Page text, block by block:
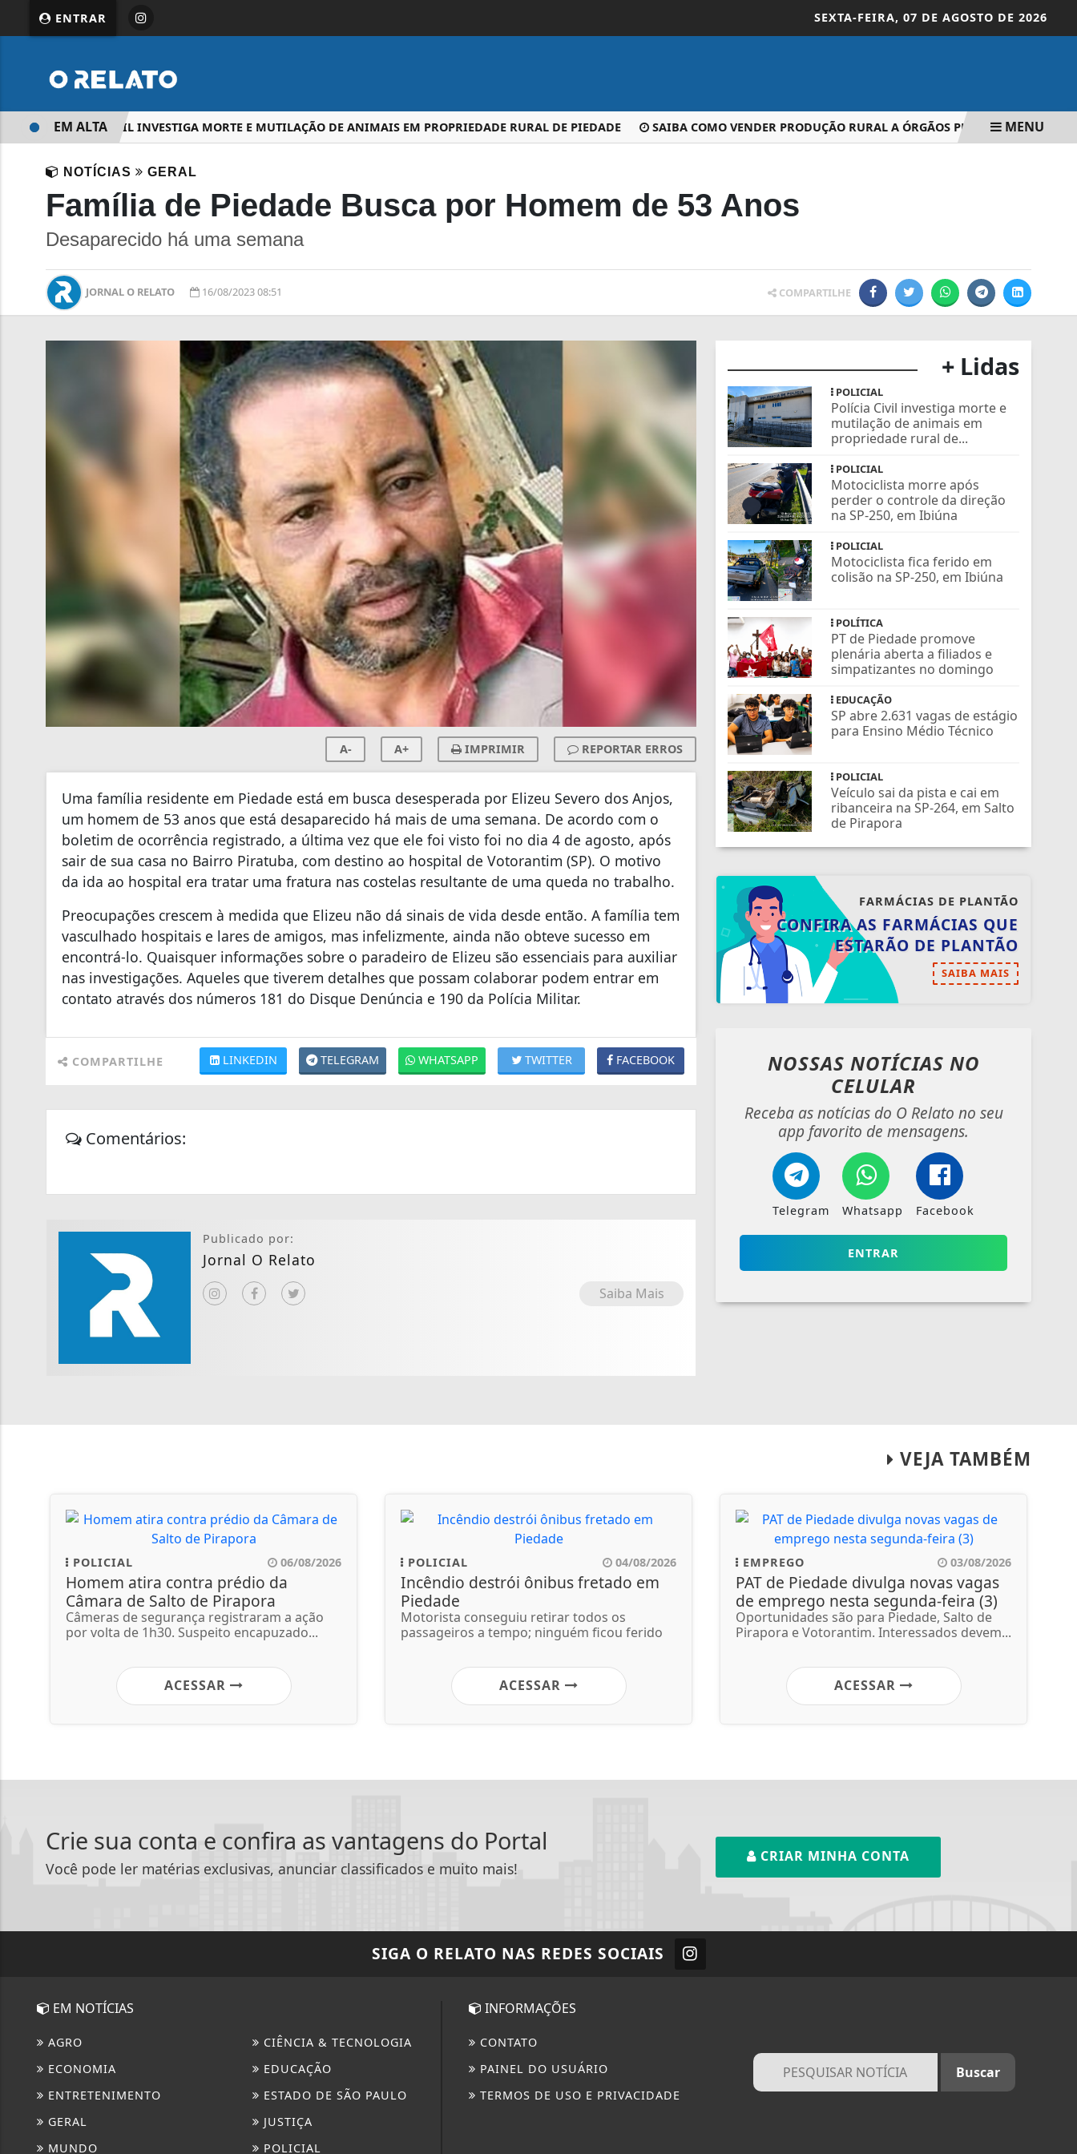
ENTRAR SEXTA-FEIRA, 07 DE AGOSTO DE 2026
POLÍCIA CIVIL INVESTIGA MORTE E MUTILAÇÃO DE ANIMAIS EM PROPRIEDADE RURAL DE PIEDADE SAIBA COMO VENDER PRODUÇÃO RURAL A ÓRGÃOS PÚBLICOS
EM ALTA MENU
NOTÍCIAS GERAL
Família de Piedade Busca por Homem de 53 Anos
Desaparecido há uma semana
JORNAL O RELATO 16/08/2023 08:51 COMPARTILHE
A- A+ IMPRIMIR REPORTAR ERROS
Uma família residente em Piedade está em busca desesperada por Elizeu Severo dos Anjos,
um homem de 53 anos que está desaparecido há mais de uma semana. De acordo com o
boletim de ocorrência registrado, a última vez que ele foi visto foi no dia 4 de agosto, após
sair de sua casa no Bairro Piratuba, com destino ao hospital de Votorantim (SP). O motivo
da ida ao hospital era tratar uma fratura nas costelas resultante de uma queda no trabalho.
Preocupações crescem à medida que Elizeu não dá sinais de vida desde então. A família tem
vasculhado hospitais e lares de amigos, mas infelizmente, ainda não obteve sucesso em
encontrá-lo. Quaisquer informações sobre o paradeiro de Elizeu são essenciais para auxiliar
nas investigações. Aqueles que tiverem detalhes que possam colaborar podem entrar em
contato através dos números 181 do Disque Denúncia e 190 da Polícia Militar.
COMPARTILHE FACEBOOK
TWITTER
WHATSAPP
TELEGRAM
LINKEDIN
Comentários:
Publicado por:
Jornal O Relato
Saiba Mais
+ Lidas
POLICIAL
Polícia Civil investiga morte e
mutilação de animais em
propriedade rural de...
POLICIAL
Motociclista morre após
perder o controle da direção
na SP-250, em Ibiúna
POLICIAL
Motociclista fica ferido em
colisão na SP-250, em Ibiúna
POLÍTICA
PT de Piedade promove
plenária aberta a filiados e
simpatizantes no domingo
EDUCAÇÃO
SP abre 2.631 vagas de estágio
para Ensino Médio Técnico
POLICIAL
Veículo sai da pista e cai em
ribanceira na SP-264, em Salto
de Pirapora
FARMÁCIAS DE PLANTÃO
CONFIRA AS FARMÁCIAS QUE
ESTARÃO DE PLANTÃO
SAIBA MAIS
NOSSAS NOTÍCIAS NO
CELULAR
Receba as notícias do O Relato no seu
app favorito de mensagens.
Telegram Whatsapp Facebook
ENTRAR
VEJA TAMBÉM
POLICIAL 06/08/2026
Homem atira contra prédio da
Câmara de Salto de Pirapora
Câmeras de segurança registraram a ação
por volta de 1h30. Suspeito encapuzado...
ACESSAR
POLICIAL 04/08/2026
Incêndio destrói ônibus fretado em
Piedade
Motorista conseguiu retirar todos os
passageiros a tempo; ninguém ficou ferido
ACESSAR
EMPREGO 03/08/2026
PAT de Piedade divulga novas vagas
de emprego nesta segunda-feira (3)
Oportunidades são para Piedade, Salto de
Pirapora e Votorantim. Interessados devem...
ACESSAR
Crie sua conta e confira as vantagens do Portal
Você pode ler matérias exclusivas, anunciar classificados e muito mais!
CRIAR MINHA CONTA
SIGA O RELATO NAS REDES SOCIAIS
EM NOTÍCIAS
AGRO
CIÊNCIA & TECNOLOGIA
ECONOMIA
EDUCAÇÃO
ENTRETENIMENTO
ESTADO DE SÃO PAULO
GERAL
JUSTIÇA
MUNDO
POLICIAL
INFORMAÇÕES
CONTATO
PAINEL DO USUÁRIO
TERMOS DE USO E PRIVACIDADE